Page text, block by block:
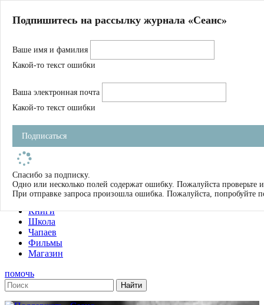
Магазин
Журнал
Школа
Устав
Фильмы
Имена
Тэги
О нас
Журнал
Книги
Школа
Чапаев
Фильмы
Магазин
помочь
Подпишитесь на рассылку журнала «Сеанс»
Ваше имя и фамилия
Какой-то текст ошибки
Ваша электронная почта
Какой-то текст ошибки
Подписаться
Спасибо за подписку.
Одно или несколько полей содержат ошибку. Пожалуйста проверьте
При отправке запроса произошла ошибка. Пожалуйста, попробуйте